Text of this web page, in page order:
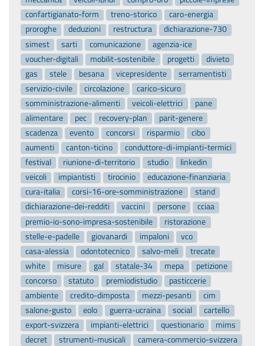
confartigianato-form
treno-storico
caro-energia
proroghe
deduzioni restructura
dichiarazione-730
simest
sarti comunicazione
agenzia-ice
voucher-digitali
mobilit-sostenibile progetti
divieto
gas
stele besana vicepresidente
serramentisti
servizio-civile
circolazione
carico-sicuro
somministrazione-alimenti
veicoli-elettrici
pane
alimentare
pec recovery-plan
parit-genere
scadenza
evento concorsi risparmio
cibo
aumenti
canton-ticino
conduttore-di-impianti-termici
festival
riunione-di-territorio studio
linkedin
veicoli
impiantisti tirocinio
educazione-finanziaria
cura-italia
corsi-16-ore-somministrazione
stand
dichiarazione-dei-redditi
vaccini persone
cciaa
premio-io-sono-impresa-sostenibile
ristorazione
stelle-e-padelle
giovanardi impaloni
vco
casa-alessia
odontotecnico salvo-meli
trecate
white
misure gal statale-34 mepa
petizione
concorso
statuto premiodistudio
pasticcerie
ambiente
credito-dimposta mezzi-pesanti
cim
salone-gusto
eolo guerra-ucraina social
cartello
export-svizzera
impianti-elettrici questionario
mims
decret
strumenti-musicali
camera-commercio-svizzera